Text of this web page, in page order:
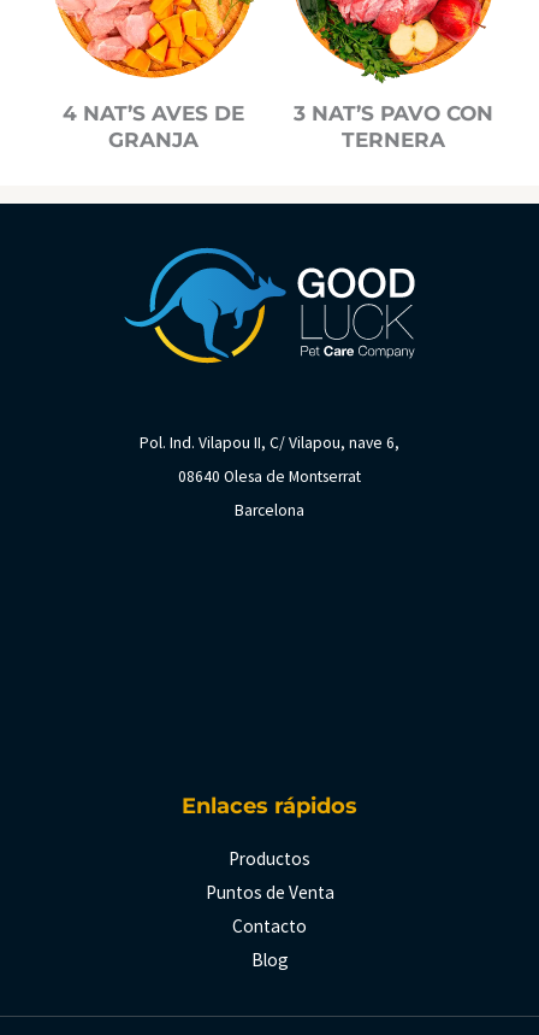
4 NAT’S AVES DE
GRANJA
3 NAT’S PAVO CON
TERNERA
Pol. Ind. Vilapou II, C/ Vilapou, nave 6,
08640 Olesa de Montserrat
Barcelona
Enlaces rápidos
Productos
Puntos de Venta
Contacto
Blog